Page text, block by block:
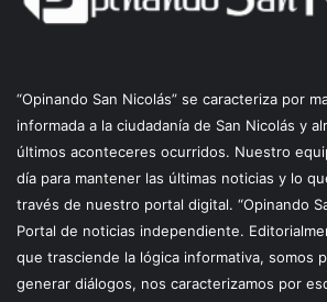
“Opinando San Nicolás” se caracteriza por
informada a la ciudadanía de San Nicolás y
últimos aconteceres ocurridos. Nuestro
día para mantener las últimas noticias y lo
través de nuestro portal digital. “Opinando
Portal de noticias independiente.
que trasciende la lógica informativa, somos
generar diálogos, nos caracterizamos por